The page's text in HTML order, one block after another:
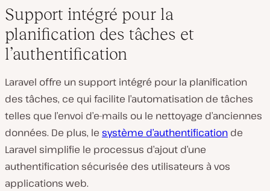
Support intégré pour la
planification des tâches et
l’authentification
Laravel offre un support intégré pour la planification
des tâches, ce qui facilite l’automatisation de tâches
telles que l’envoi d’e-mails ou le nettoyage d’anciennes
données. De plus, le système d’authentification de
Laravel simplifie le processus d’ajout d’une
authentification sécurisée des utilisateurs à vos
applications web.